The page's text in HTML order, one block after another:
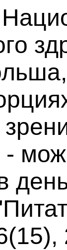
-